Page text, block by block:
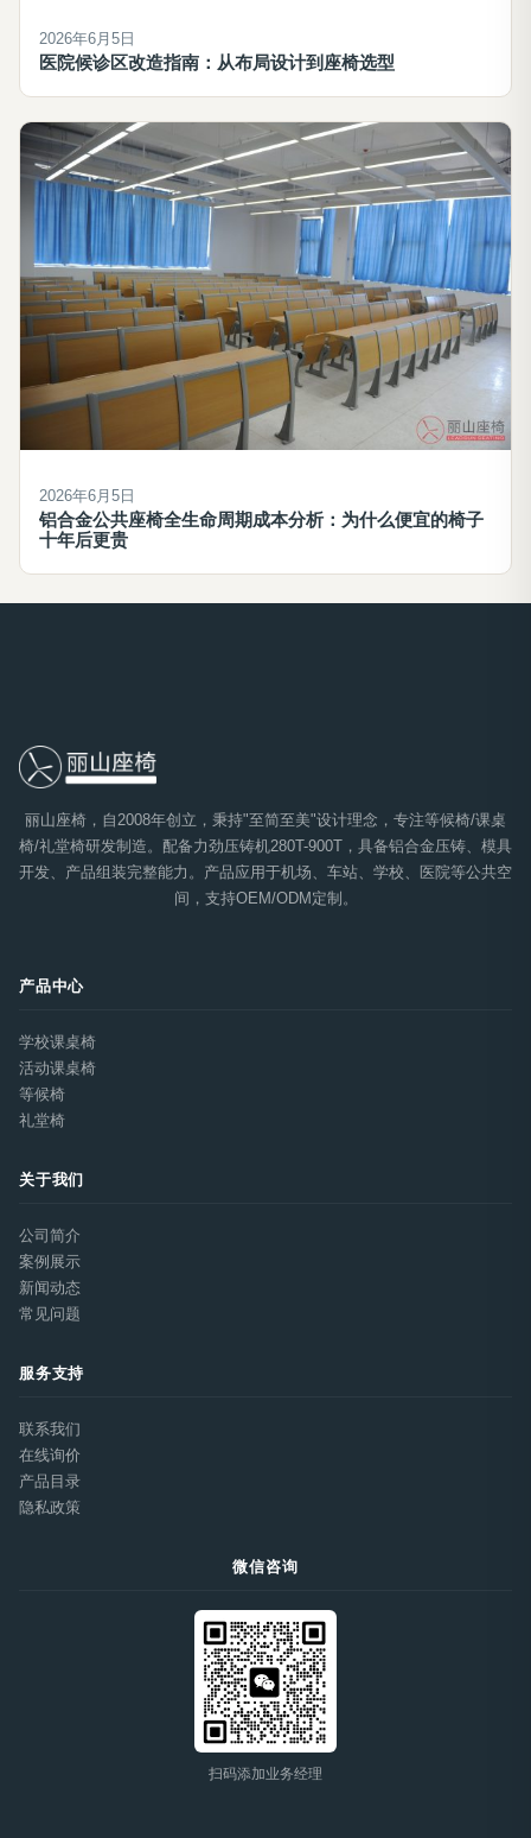
2026年6月5日
医院候诊区改造指南：从布局设计到座椅选型
2026年6月5日
铝合金公共座椅全生命周期成本分析：为什么便宜的椅子
十年后更贵
丽山座椅，自2008年创立，秉持"至简至美"设计理念，专注等候椅/课桌
椅/礼堂椅研发制造。配备力劲压铸机280T-900T，具备铝合金压铸、模具
开发、产品组装完整能力。产品应用于机场、车站、学校、医院等公共空
间，支持OEM/ODM定制。
产品中心
学校课桌椅
活动课桌椅
等候椅
礼堂椅
关于我们
公司简介
案例展示
新闻动态
常见问题
服务支持
联系我们
在线询价
产品目录
隐私政策
微信咨询
扫码添加业务经理